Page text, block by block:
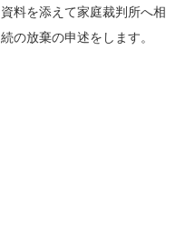
資料を添えて家庭裁判所へ相
続の放棄の申述をします。